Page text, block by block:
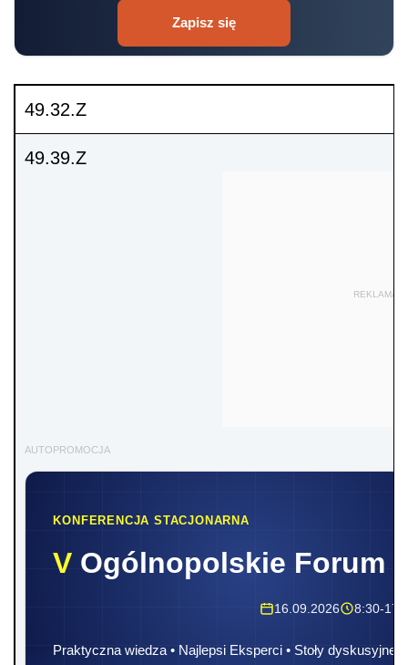
Zapisz się
49.32.Z
49.39.Z
REKLAMA
AUTOPROMOCJA
KONFERENCJA STACJONARNA
V Ogólnopolskie Forum
16.09.2026 8:30-
Praktyczna wiedza • Najlepsi Eksperci • Stoły dyskusyjne